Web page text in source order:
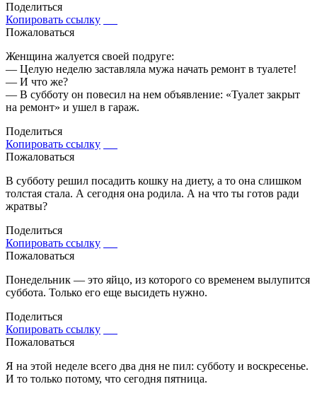
Поделиться
Копировать ссылку
Пожаловаться
Женщина жалуется своей подруге:
— Целую неделю заставляла мужа начать ремонт в туалете!
— И что же?
— В субботу он повесил на нем объявление: «Туалет закрыт
на ремонт» и ушел в гараж.
Поделиться
Копировать ссылку
Пожаловаться
В субботу решил посадить кошку на диету, а то она слишком
толстая стала. А сегодня она родила. А на что ты готов ради
жратвы?
Поделиться
Копировать ссылку
Пожаловаться
Понедельник — это яйцо, из которого со временем вылупится
суббота. Только его еще высидеть нужно.
Поделиться
Копировать ссылку
Пожаловаться
Я на этой неделе всего два дня не пил: субботу и воскресенье.
И то только потому, что сегодня пятница.